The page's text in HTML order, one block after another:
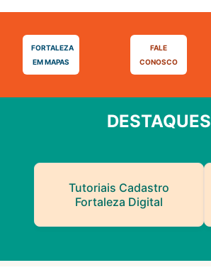
FORTALEZA
EM MAPAS
FALE
CONOSCO
DESTAQUES
Tutoriais Cadastro
Fortaleza Digital